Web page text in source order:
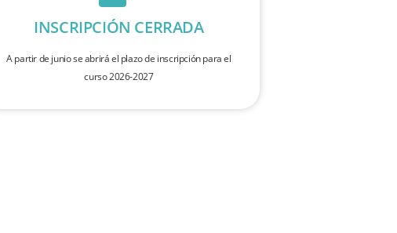
INSCRIPCIÓN CERRADA
A partir de junio se abrirá el plazo de inscripción para el
curso 2026-2027